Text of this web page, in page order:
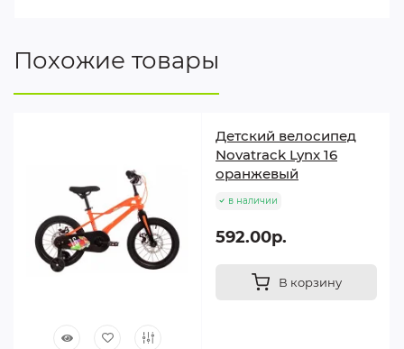
Похожие товары
Детский велосипед
Novatrack Lynx 16
оранжевый
в наличии
592.00р.
В корзину